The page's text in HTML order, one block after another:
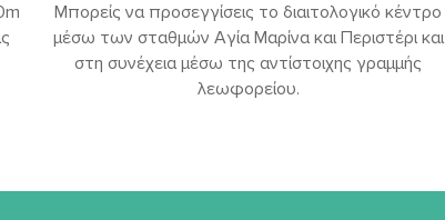
Μπορείς να προσεγγίσεις το διαιτολογικό κέντρο
μέσω των σταθμών Αγία Μαρίνα και Περιστέρι και
στη συνέχεια μέσω της αντίστοιχης γραμμής
λεωφορείου.